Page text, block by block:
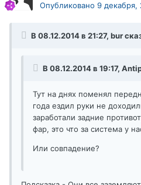
Опубликовано 9 декабря,
В 08.12.2014 в 21:27, bur
В 08.12.2014 в 19:17,
Тут на днях поменял
года ездил руки не
заработали задние
фар, это что за система у
Или совпадение?